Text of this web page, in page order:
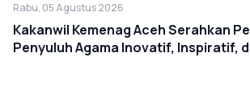
Rabu, 05 Agustus 2026
Kakanwil Kemenag Aceh Serahkan
Penyuluh Agama Inovatif, Inspiratif,